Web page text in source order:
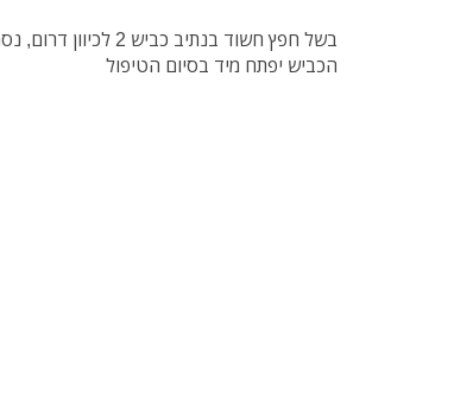
בשל חפץ חשוד בנתיב
הכביש יפתח מיד בסיום הטיפול